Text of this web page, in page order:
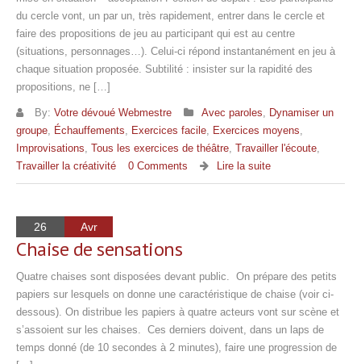
du cercle vont, un par un, très rapidement, entrer dans le cercle et
faire des propositions de jeu au participant qui est au centre
(situations, personnages…). Celui-ci répond instantanément en jeu à
chaque situation proposée. Subtilité : insister sur la rapidité des
propositions, ne […]
By: Votre dévoué Webmestre Avec paroles, Dynamiser un
groupe, Échauffements, Exercices facile, Exercices moyens,
Improvisations, Tous les exercices de théâtre, Travailler l'écoute,
Travailler la créativité
0 Comments Lire la suite
26 Avr
Chaise de sensations
Quatre chaises sont disposées devant public. On prépare des petits
papiers sur lesquels on donne une caractéristique de chaise (voir ci-
dessous). On distribue les papiers à quatre acteurs vont sur scène et
s’assoient sur les chaises. Ces derniers doivent, dans un laps de
temps donné (de 10 secondes à 2 minutes), faire une progression de